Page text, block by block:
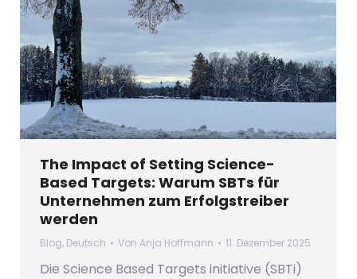
The Impact of Setting Science-
Based Targets: Warum SBTs für
Unternehmen zum Erfolgstreiber
werden
Blog, Deutsch Von Anja Hoffmann 11. Dezember 2025
Die Science Based Targets initiative (SBTi)